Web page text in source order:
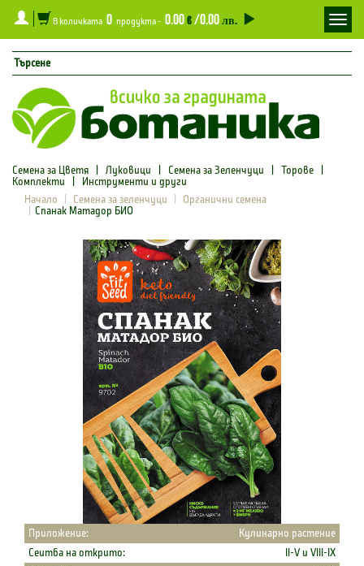
В количката 0 продукта - 0.00€/0.00лв.
Семена за Цветя |Луковици Семена за Зеленчуци Торове
Комплекти
Инструменти и други
Начало
Семена за зеленчуци
Органични семена
Спанак Матадор БИО
Приложение:
Кулинарно растение
Сеитба на открито:
II-V и VIII-IX